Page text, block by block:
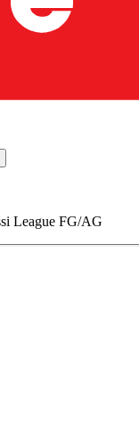
League FG/AG